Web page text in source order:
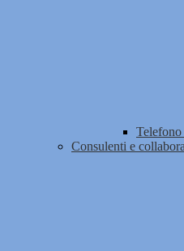
Telefono
Consulenti e